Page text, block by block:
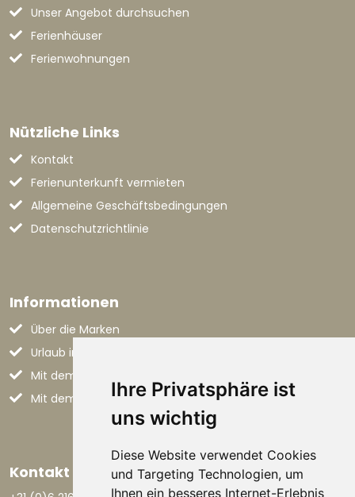
Ihre Privatsphäre ist
uns wichtig
Diese Website verwendet Cookies
und Targeting Technologien, um
Ihnen ein besseres Internet-Erlebnis
Unser Angebot durchsuchen
Ferienhäuser
Ferienwohnungen
Nützliche Links
Kontakt
Ferienunterkunft vermieten
Allgemeine Geschäftsbedingungen
Datenschutzrichtlinie
Informationen
Über die Marken
Urlaub in den Marken
Mit dem Flugzeug nach Italien
Mit dem Auto nach Italien
Kontakt aufnehmen